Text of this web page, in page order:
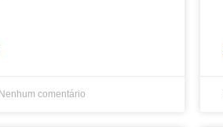
Nenhum comentário